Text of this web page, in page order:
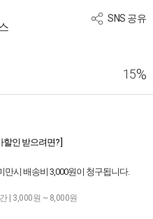
SNS 공유
15%
할인 받으려면? ]
만시 배송비 3,000원이 청구됩니다.
| 3,000원 ~ 8,000원